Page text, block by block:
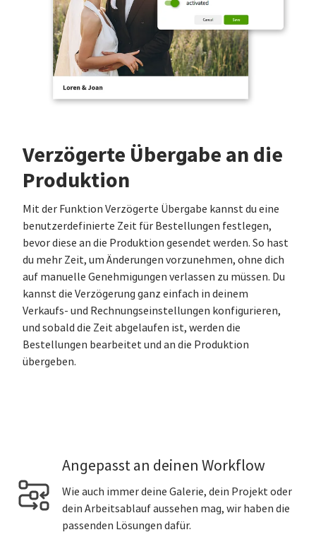
Verzögerte Übergabe an die
Produktion
Mit der Funktion Verzögerte Übergabe kannst du eine
benutzerdefinierte Zeit für Bestellungen festlegen,
bevor diese an die Produktion gesendet werden. So hast
du mehr Zeit, um Änderungen vorzunehmen, ohne dich
auf manuelle Genehmigungen verlassen zu müssen. Du
kannst die Verzögerung ganz einfach in deinem
Verkaufs- und Rechnungseinstellungen konfigurieren,
und sobald die Zeit abgelaufen ist, werden die
Bestellungen bearbeitet und an die Produktion
übergeben.
Angepasst an deinen Workflow
Wie auch immer deine Galerie, dein Projekt oder
dein Arbeitsablauf aussehen mag, wir haben die
passenden Lösungen dafür.